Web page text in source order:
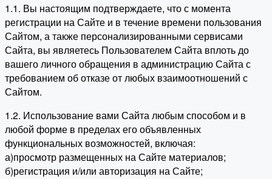
1.1. Вы настоящим подтверждаете, что с момента
регистрации на Сайте и в течение времени пользования
Сайтом, а также персонализированными сервисами
Сайта, вы являетесь Пользователем Сайта вплоть до
вашего личного обращения в администрацию Сайта с
требованием об отказе от любых взаимоотношений с
Сайтом.
1.2. Использование вами Сайта любым способом и в
любой форме в пределах его объявленных
функциональных возможностей, включая:
а)просмотр размещенных на Сайте материалов;
б)регистрация и/или авторизация на Сайте;